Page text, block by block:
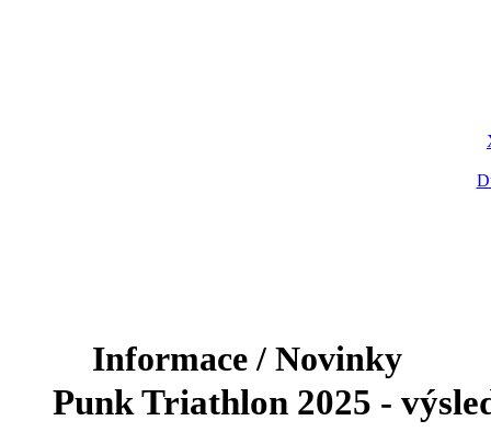
Informace / Novinky
Punk Triathlon 2025 -